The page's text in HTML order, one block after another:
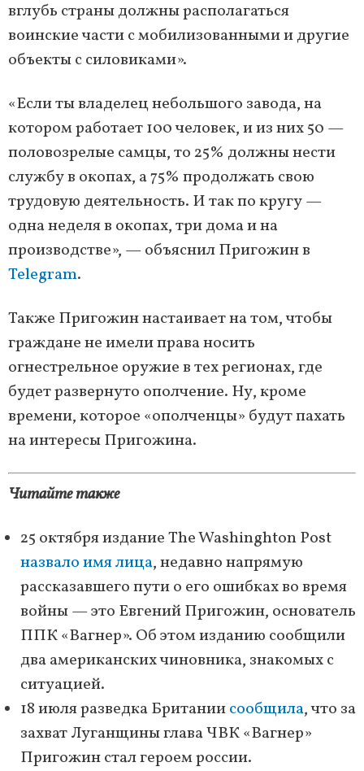
вглубь страны должны располагаться
воинские части с мобилизованными и другие
объекты с силовиками».
«Если ты владелец небольшого завода, на
котором работает 100 человек, и из них 50 —
половозрелые самцы, то 25% должны нести
службу в окопах, а 75% продолжать свою
трудовую деятельность. И так по кругу —
одна неделя в окопах, три дома и на
производстве», — объяснил Пригожин в
Telegram.
Также Пригожин настаивает на том, чтобы
граждане не имели права носить
огнестрельное оружие в тех регионах, где
будет развернуто ополчение. Ну, кроме
времени, которое «ополченцы» будут пахать
на интересы Пригожина.
Читайте также
25 октября издание The Washinghton Post
назвало имя лица, недавно напрямую
рассказавшего пути о его ошибках во время
войны — это Евгений Пригожин, основатель
ППК «Вагнер». Об этом изданию сообщили
два американских чиновника, знакомых с
ситуацией.
18 июля разведка Британиисообщила, что за
захват Луганщины глава ЧВК «Вагнер»
Пригожин стал героем россии.